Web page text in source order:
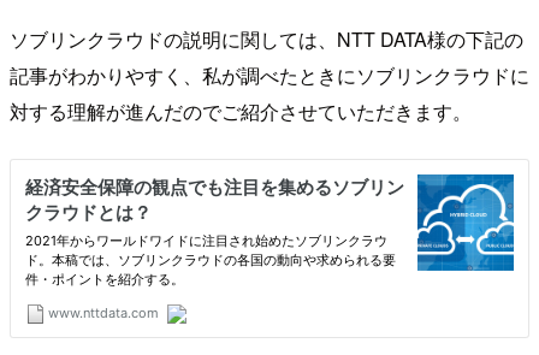
ソブリンクラウドの説明に関しては、NTT DATA様の下記の
記事がわかりやすく、私が調べたときにソブリンクラウドに
対する理解が進んだのでご紹介させていただきます。